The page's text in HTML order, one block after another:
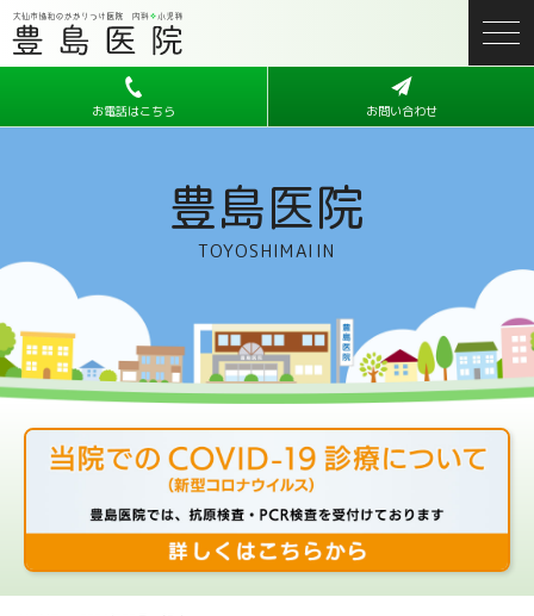
お電話はこちら お問い合わせ
豊島医院
TOYOSHIMAIIN